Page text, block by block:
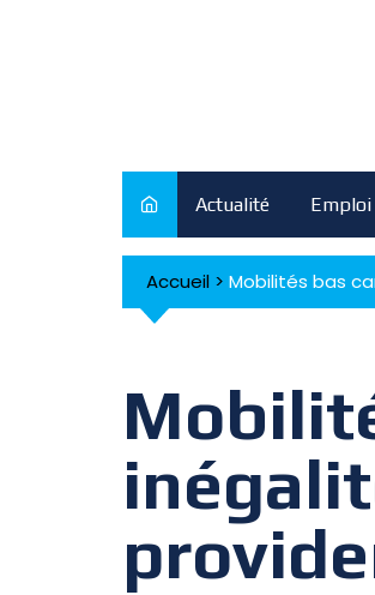
Actualité Emploi
Accueil > Mobilités bas